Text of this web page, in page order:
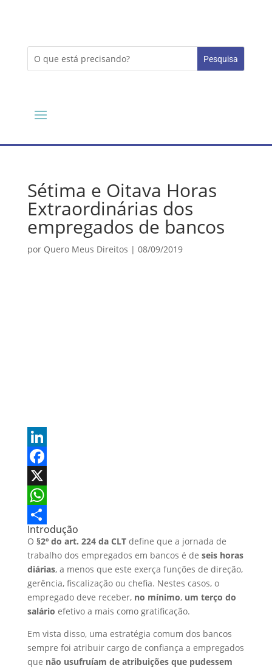
Sétima e Oitava Horas
Extraordinárias dos
empregados de bancos
por Quero Meus Direitos | 08/09/2019
L
n
k
e
d
I
n
a
c
e
b
o
o
k
X
W
h
a
t
s
A
p
p
S
h
a
r
e
Introdução
O §2º do art. 224 da CLTdefine que a jornada de
trabalho dos empregados em bancos é de seis horas
diárias, a menos que este exerça funções de direção,
gerência, fiscalização ou chefia. Nestes casos, o
empregado deve receber,no mínimo, um terço do
salário efetivo a mais como gratificação.
Em vista disso, uma estratégia comum dos bancos
sempre foi atribuir cargo de confiança a empregados
que não usufruíam de atribuições que pudessem